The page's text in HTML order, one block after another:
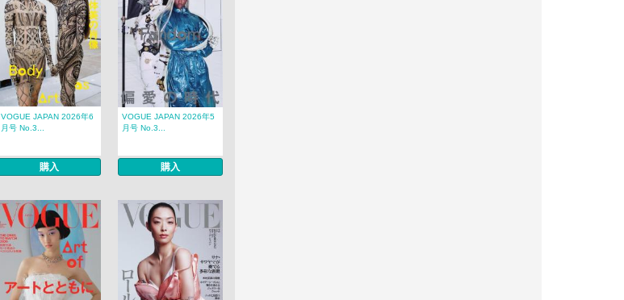
VOGUE JAPAN 2026年6
月号 No.3...
購入
VOGUE JAPAN 2026年5
月号 No.3...
購入